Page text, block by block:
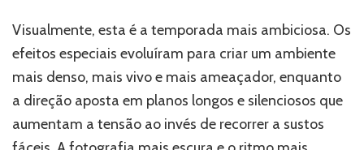
Visualmente, esta é a temporada mais ambiciosa. Os
efeitos especiais evoluíram para criar um ambiente
mais denso, mais vivo e mais ameaçador, enquanto
a direção aposta em planos longos e silenciosos que
aumentam a tensão ao invés de recorrer a sustos